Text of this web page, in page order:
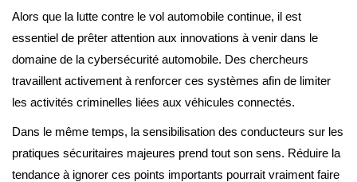
Alors que la lutte contre le vol automobile continue, il est
essentiel de prêter attention aux innovations à venir dans le
domaine de la cybersécurité automobile. Des chercheurs
travaillent activement à renforcer ces systèmes afin de limiter
les activités criminelles liées aux véhicules connectés.
Dans le même temps, la sensibilisation des conducteurs sur les
pratiques sécuritaires majeures prend tout son sens. Réduire la
tendance à ignorer ces points importants pourrait vraiment faire